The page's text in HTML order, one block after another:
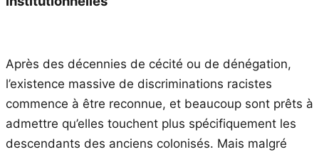
Après des décennies de cécité ou de dénégation,
l’existence massive de discriminations racistes
commence à être reconnue, et beaucoup sont prêts à
admettre qu’elles touchent plus spécifiquement les
descendants des anciens colonisés. Mais malgré